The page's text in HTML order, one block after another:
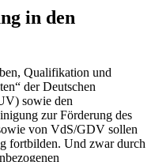
in den
Qualifikation und
der Deutschen
sowie den
zur Förderung des
von VdS/GDV sollen
fortbilden. Und zwar durch